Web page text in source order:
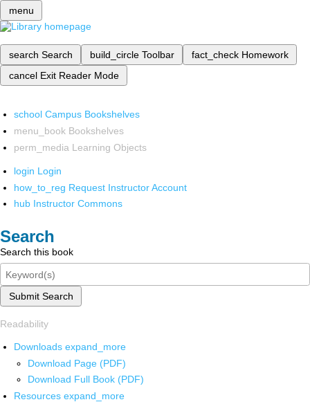
menu
search Search build_circle Toolbar fact_check Homework
cancel Exit Reader Mode
school Campus Bookshelves
menu_book Bookshelves
perm_media Learning Objects
login Login
how_to_reg Request Instructor Account
hub Instructor Commons
Search
Search this book
Submit Search
Readability
Downloads expand_more
Download Page (PDF)
Download Full Book (PDF)
Resources expand_more